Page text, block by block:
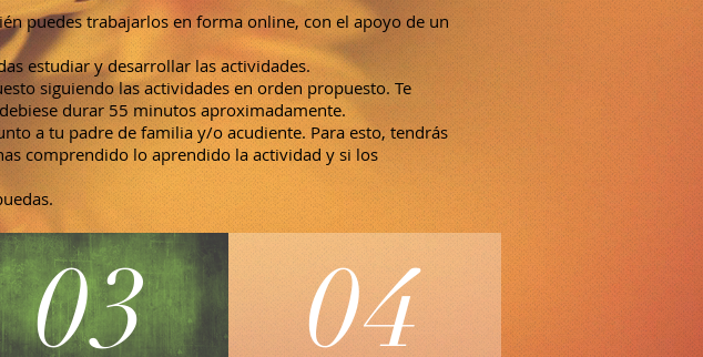
puedes trabajarlos en forma online, con el apoyo de un
estudiar y desarrollar las actividades.
siguiendo las actividades en orden propuesto. Te
durar 55 minutos aproximadamente.
a tu padre de familia y/o acudiente. Para esto, tendrás
comprendido lo aprendido la actividad y si los
03 04